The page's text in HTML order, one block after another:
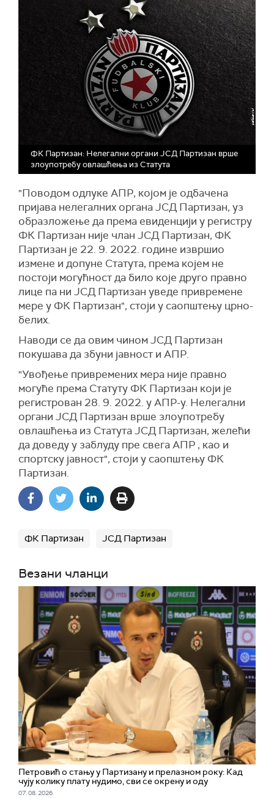
ФК Партизан: Нелегални органи ЈСД Партизан врше
злоупотребу овлашћења из Статута
"Поводом одлуке АПР, којом је одбачена
пријава нелегалних органа ЈСД Партизан, уз
образложење да према евиденцији у регистру
ФК Партизан није члан ЈСД Партизан, ФК
Партизан је 22. 9. 2022. године извршио
измене и допуне Статута, према којем не
постоји могућност да било које друго правно
лице па ни ЈСД Партизан уведе привремене
мере у ФК Партизан", стоји у саопштењу црно-
белих.
Наводи се да овим чином ЈСД Партизан
покушава да збуни јавност и АПР.
"Увођење привремених мера није правно
могуће према Статуту ФК Партизан који је
регистрован 28. 9. 2022. у АПР-у. Нелегални
органи ЈСД Партизан врше злоупотребу
овлашћења из Статута ЈСД Партизан, желећи
да доведу у заблуду пре свега АПР , као и
спортску јавност", стоји у саопштењу ФК
Партизан.
ФК Партизан ЈСД Партизан
Везани чланци
Петровић о стању у Партизану и прелазном року: Кад
чују колику плату нудимо, сви се окрену и оду
07. 08. 2026.